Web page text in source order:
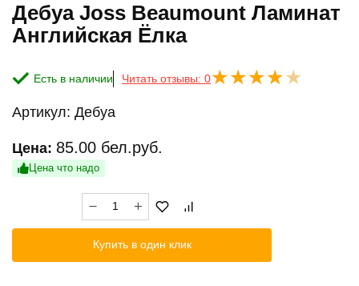
Дебуа Joss Beaumount Ламинат
Английская Ёлка
Есть в наличии Читать отзывы: 0
Артикул: Дебуа
Цена: 85.00 бел.руб.
Цена что надо
Количество
товара
JossКупить в один клик